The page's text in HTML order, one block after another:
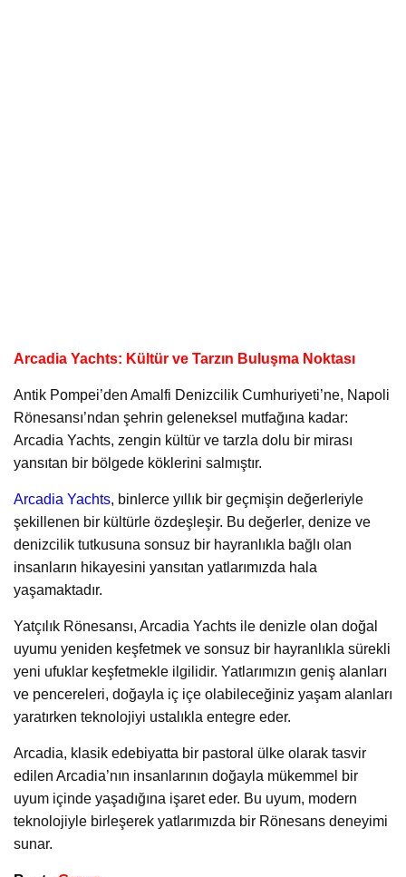
Arcadia Yachts: Kültür ve Tarzın Buluşma Noktası
Antik Pompei’den Amalfi Denizcilik Cumhuriyeti’ne, Napoli
Rönesansı’ndan şehrin geleneksel mutfağına kadar:
Arcadia Yachts, zengin kültür ve tarzla dolu bir mirası
yansıtan bir bölgede köklerini salmıştır.
Arcadia Yachts, binlerce yıllık bir geçmişin değerleriyle
şekillenen bir kültürle özdeşleşir. Bu değerler, denize ve
denizcilik tutkusuna sonsuz bir hayranlıkla bağlı olan
insanların hikayesini yansıtan yatlarımızda hala
yaşamaktadır.
Yatçılık Rönesansı, Arcadia Yachts ile denizle olan doğal
uyumu yeniden keşfetmek ve sonsuz bir hayranlıkla sürekli
yeni ufuklar keşfetmekle ilgilidir. Yatlarımızın geniş alanları
ve pencereleri, doğayla iç içe olabileceğiniz yaşam alanları
yaratırken teknolojiyi ustalıkla entegre eder.
Arcadia, klasik edebiyatta bir pastoral ülke olarak tasvir
edilen Arcadia’nın insanlarının doğayla mükemmel bir
uyum içinde yaşadığına işaret eder. Bu uyum, modern
teknolojiyle birleşerek yatlarımızda bir Rönesans deneyimi
sunar.